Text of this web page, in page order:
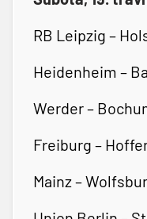
RB Leipzig –
Heidenheim –
Werder –
Freiburg –
Mainz –